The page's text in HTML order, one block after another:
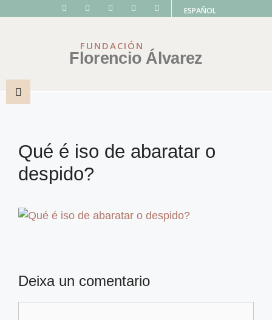
ESPAÑOL
FUNDACIÓN
Florencio Álvarez
Qué é iso de abaratar o
despido?
Deixa un comentario